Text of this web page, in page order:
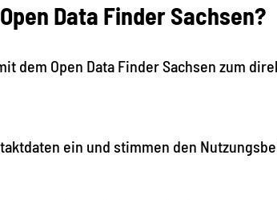
Open Data Finder Sachsen?
dem Open Data Finder Sachsen zum
ein und stimmen den